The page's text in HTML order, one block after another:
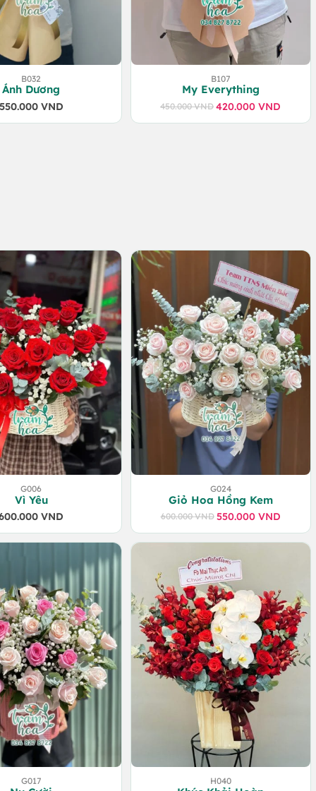
B032
Ánh Dương
550.000 VND
B107
My Everything
450.000VND Giá
gốc
420.000VND
Giá
hiện
G006
Vì Yêu
VND
G024
Giỏ Hoa Hồng Kem
600.000VND Giá
gốc
là:
600.000 VND.
550.000 VND
Giá
hiện
tại
là:
550.000 VND.
G017 H040